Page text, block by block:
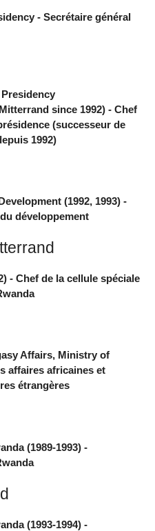
- Secrétaire général
since 1992) - Chef
(successeur de
1992)
(1992, 1993) -
développement
- Chef de la cellule spéciale
Affairs, Ministry of
affaires africaines et
étrangères
(1989-1993) -
(1993-1994) -